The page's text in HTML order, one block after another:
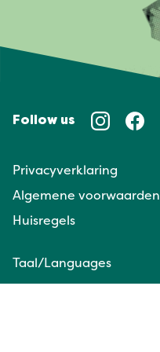
Follow us
Privacyverklaring
Algemene voorwaarden
Huisregels
Taal/Languages